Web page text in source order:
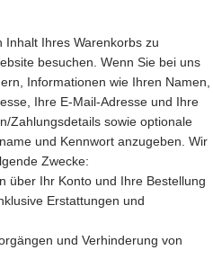
Ihres Warenkorbs zu
besuchen. Wenn Sie bei uns
Informationen wie Ihren Namen,
Ihre E-Mail-Adresse und Ihre
Zahlungsdetails sowie optionale
und Kennwort anzugeben. Wir
Zwecke:
über Ihr Konto und Ihre Bestellung
Erstattungen und
und Verhinderung von